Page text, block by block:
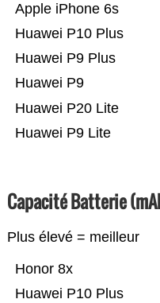
Huawei P9 Lite
Huawei P20 Lite
Huawei P9
Huawei P9 Plus
Huawei P10 Plus
Apple iPhone 6s
Capacité Batterie
Plus élevé = meilleur
Huawei P10 Plus
Honor 8x